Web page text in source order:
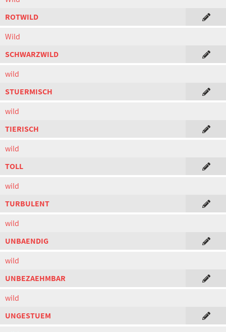
ROTWILD
Wild
SCHWARZWILD
wild
STUERMISCH
wild
TIERISCH
wild
TOLL
wild
TURBULENT
wild
UNBAENDIG
wild
UNBEZAEHMBAR
wild
UNGESTUEM